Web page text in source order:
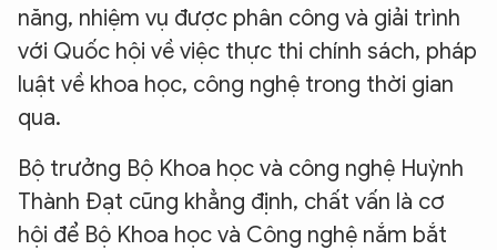
năng, nhiệm vụ được phân công và giải trình
với Quốc hội về việc thực thi chính sách, pháp
luật về khoa học, công nghệ trong thời gian
qua.
Bộ trưởng Bộ Khoa học và công nghệ Huỳnh
Thành Đạt cũng khẳng định, chất vấn là cơ
hội để Bộ Khoa học và Công nghệ nắm bắt